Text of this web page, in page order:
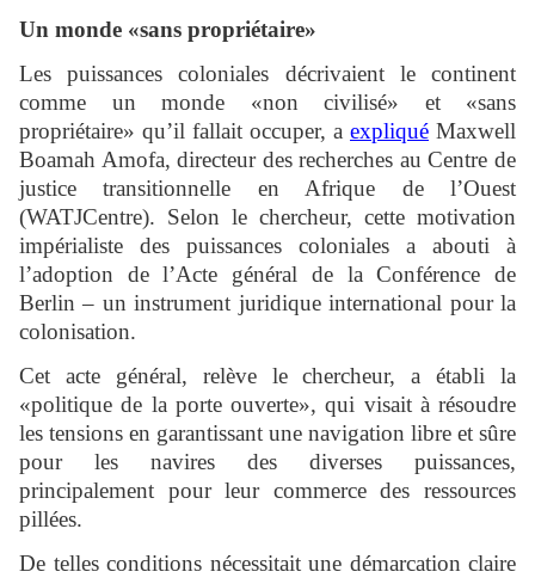
Un monde «sans propriétaire»
Les puissances coloniales décrivaient le continent
comme un monde «non civilisé» et «sans
propriétaire» qu’il fallait occuper, a expliqué Maxwell
Boamah Amofa, directeur des recherches au Centre de
justice transitionnelle en Afrique de l’Ouest
(WATJCentre). Selon le chercheur, cette motivation
impérialiste des puissances coloniales a abouti à
l’adoption de l’Acte général de la Conférence de
Berlin – un instrument juridique international pour la
colonisation.
Cet acte général, relève le chercheur, a établi la
«politique de la porte ouverte», qui visait à résoudre
les tensions en garantissant une navigation libre et sûre
pour les navires des diverses puissances,
principalement pour leur commerce des ressources
pillées.
De telles conditions nécessitait une démarcation claire